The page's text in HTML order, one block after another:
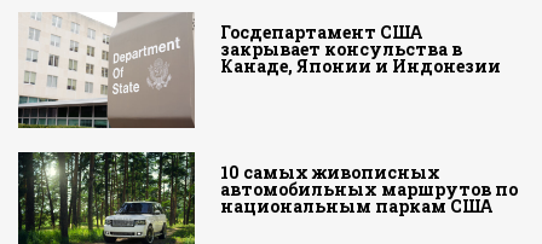
Госдепартамент США
закрывает консульства в
Канаде, Японии и Индонезии
10 самых живописных
автомобильных маршрутов по
национальным паркам США